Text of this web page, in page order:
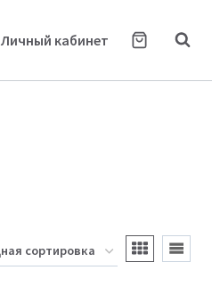
Личный кабинет